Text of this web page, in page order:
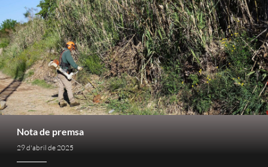
Nota de premsa
29 d'abril de 2025